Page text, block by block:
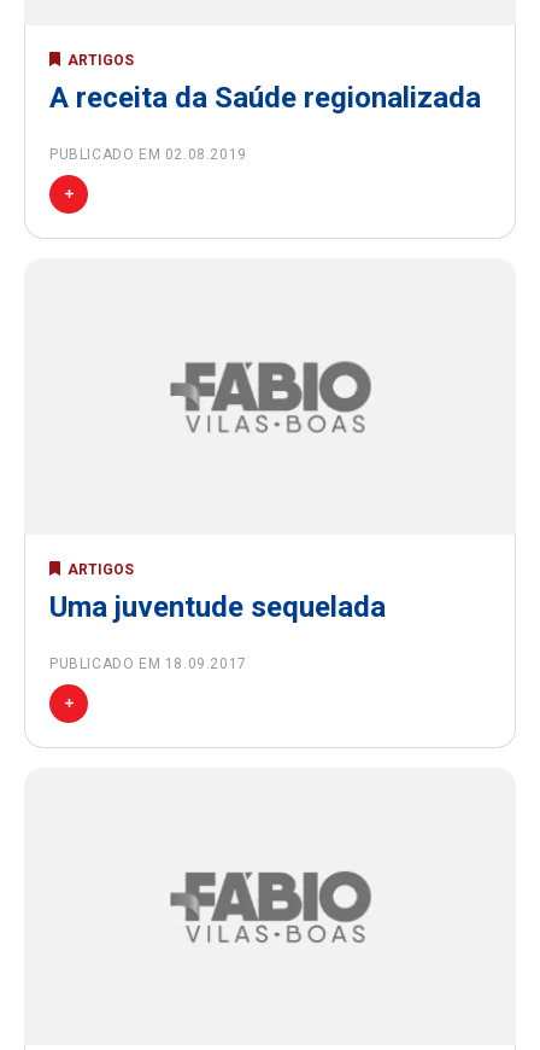
ARTIGOS
A receita da Saúde regionalizada
PUBLICADO EM 02.08.2019
ARTIGOS
Uma juventude sequelada
PUBLICADO EM 18.09.2017